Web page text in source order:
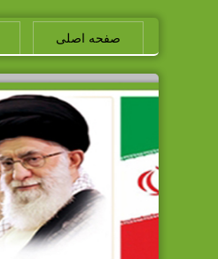
صفحه اصلی